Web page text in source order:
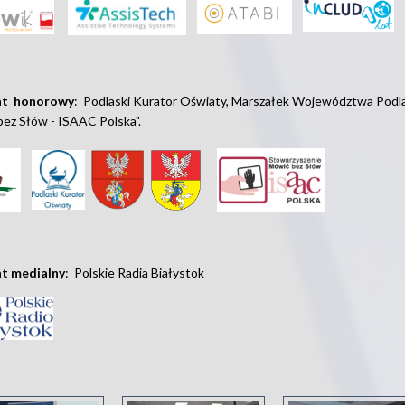
honorowy: Podlaski Kurator Oświaty, Marszałek Województwa
Słów - ISAAC Polska".
medialny: Polskie Radia Białystok